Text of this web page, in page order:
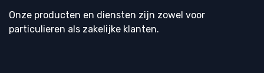
Onze producten en diensten zijn zowel voor
particulieren als zakelijke klanten.